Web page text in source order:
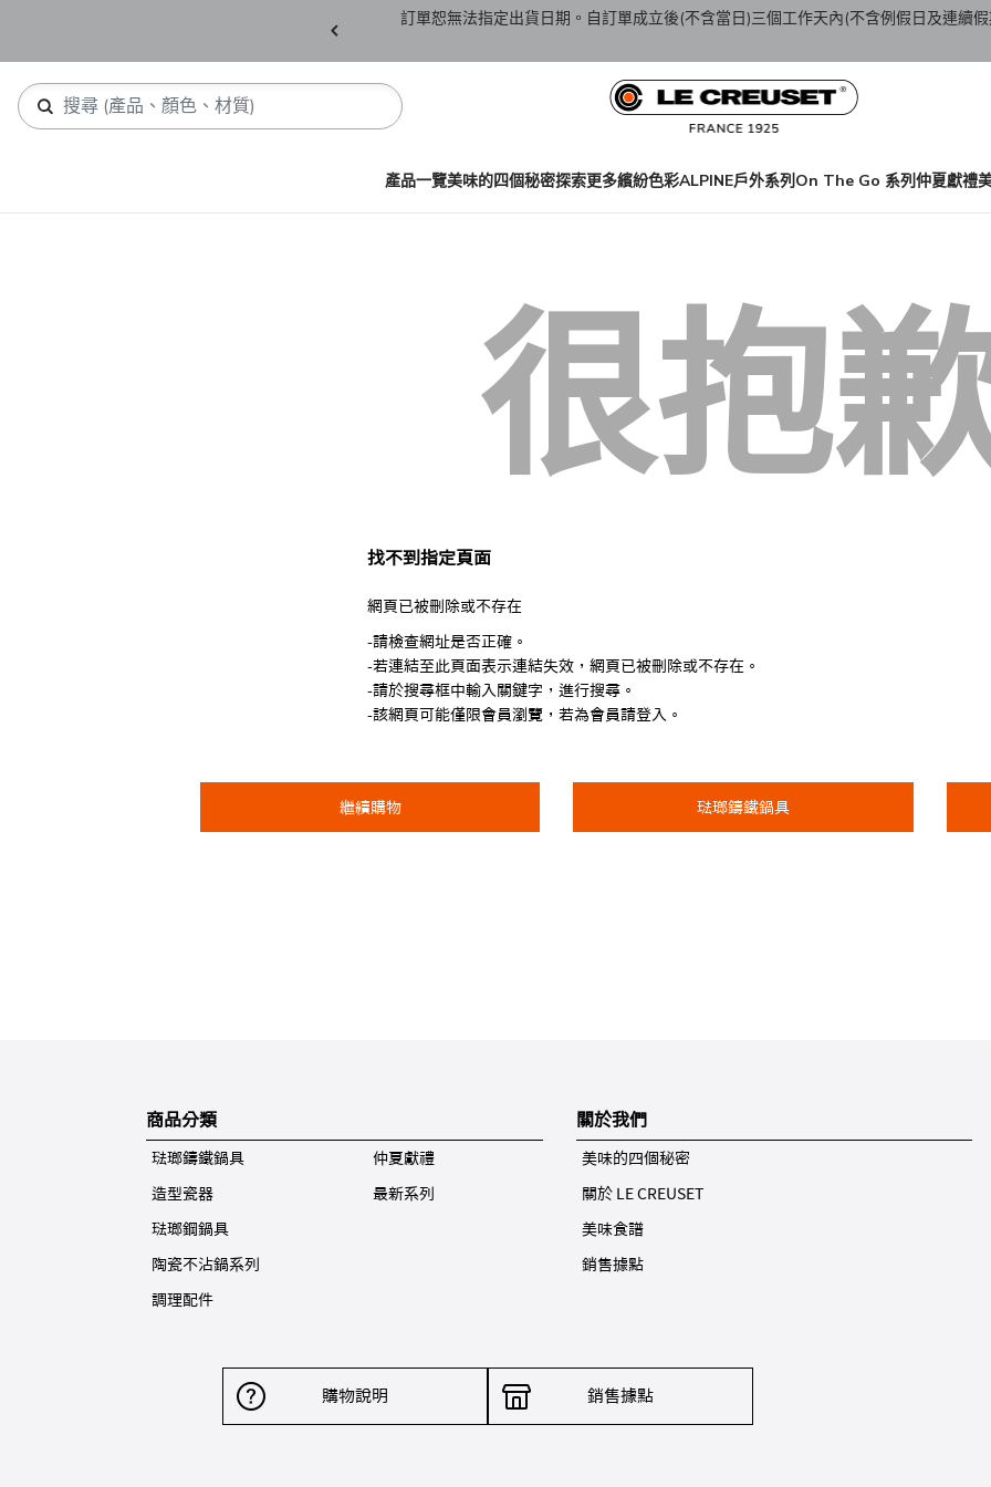
訂單恕無法指定出貨日期。自訂單成立後(不含當日)三個工作天內(不含例假日及連續假
產品一覽美味的四個秘密探索更多繽紛色彩ALPINE戶外系列On The Go 系列仲夏獻禮
很抱
找不到指定頁面
網頁已被刪除或不存在
-請檢查網址是否正確。
-若連結至此頁面表示連結失效，網頁已被刪除或不存在。
-請於搜尋框中輸入關鍵字，進行搜尋。
-該網頁可能僅限會員瀏覽，若為會員請登入。
繼續購物 琺瑯鑄鐵鍋具
商品分類
琺瑯鑄鐵鍋具
造型瓷器
琺瑯鋼鍋具
陶瓷不沾鍋系列
調理配件
仲夏獻禮
最新系列
關於我們
美味的四個秘密
關於 LE CREUSET
美味食譜
銷售據點
購物說明 銷售據點